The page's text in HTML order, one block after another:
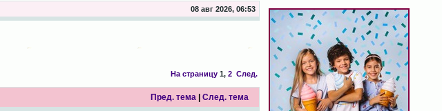
08 авг 2026, 06:53
На страницу 1, 2 След.
Пред. тема| След. тема